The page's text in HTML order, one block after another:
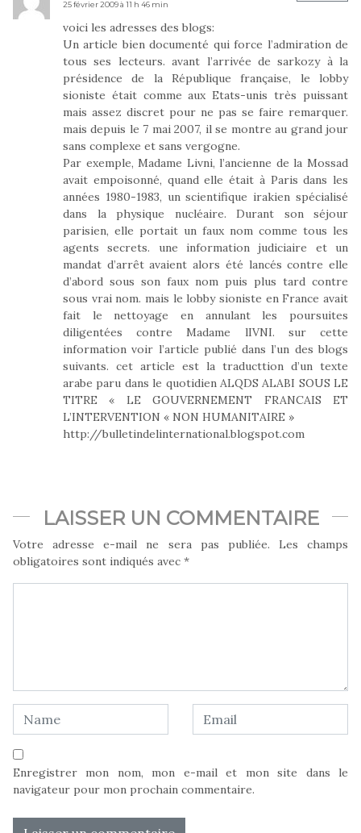
25 février 2009 à 11 h 46 min
voici les adresses des blogs:
Un article bien documenté qui force l’admiration de
tous ses lecteurs. avant l’arrivée de sarkozy à la
présidence de la République française, le lobby
sioniste était comme aux Etats-unis très puissant
mais assez discret pour ne pas se faire remarquer.
mais depuis le 7 mai 2007, il se montre au grand jour
sans complexe et sans vergogne.
Par exemple, Madame Livni, l’ancienne de la Mossad
avait empoisonné, quand elle était à Paris dans les
années 1980-1983, un scientifique irakien spécialisé
dans la physique nucléaire. Durant son séjour
parisien, elle portait un faux nom comme tous les
agents secrets. une information judiciaire et un
mandat d’arrêt avaient alors été lancés contre elle
d’abord sous son faux nom puis plus tard contre
sous vrai nom. mais le lobby sioniste en France avait
fait le nettoyage en annulant les poursuites
diligentées contre Madame lIVNI. sur cette
information voir l’article publié dans l’un des blogs
suivants. cet article est la traducttion d’un texte
arabe paru dans le quotidien ALQDS ALABI SOUS LE
TITRE « LE GOUVERNEMENT FRANCAIS ET
L’INTERVENTION « NON HUMANITAIRE »
http://bulletindelinternational.blogspot.com
LAISSER UN COMMENTAIRE
Votre adresse e-mail ne sera pas publiée.
Les champs
obligatoires sont indiqués avec *
Enregistrer mon nom, mon e-mail et mon site dans le
navigateur pour mon prochain commentaire.